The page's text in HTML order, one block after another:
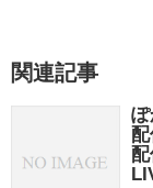
関連記事